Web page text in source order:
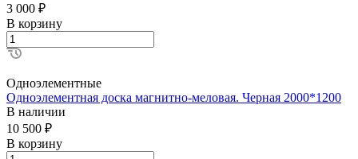
3 000 ₽
В корзину
Одноэлементные
Одноэлементная доска магнитно-меловая. Черная 2000*1200
В наличии
10 500 ₽
В корзину